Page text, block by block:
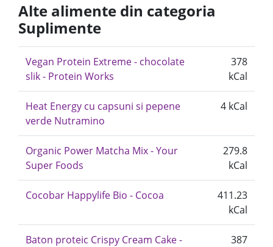
Alte alimente din categoria
Suplimente
Vegan Protein Extreme - chocolate
slik - Protein Works
378
kCal
Heat Energy cu capsuni si pepene
verde Nutramino
4 kCal
Organic Power Matcha Mix - Your
Super Foods
279.8
kCal
Cocobar Happylife Bio - Cocoa
411.23
kCal
Baton proteic Crispy Cream Cake -
387